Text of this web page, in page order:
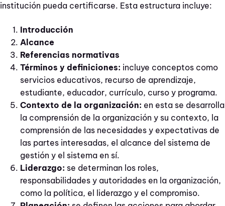
institución pueda certificarse. Esta estructura incluye:
Introducción
Alcance
Referencias normativas
Términos y definiciones: incluye conceptos como
servicios educativos, recurso de aprendizaje,
estudiante, educador, currículo, curso y programa.
Contexto de la organización: en esta se desarrolla
la comprensión de la organización y su contexto, la
comprensión de las necesidades y expectativas de
las partes interesadas, el alcance del sistema de
gestión y el sistema en sí.
Liderazgo: se determinan los roles,
responsabilidades y autoridades en la organización,
como la política, el liderazgo y el compromiso.